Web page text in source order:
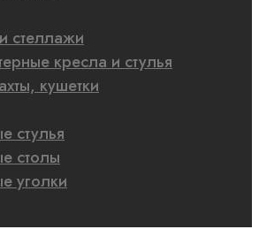
стеллажи
кресла и стулья
кушетки
стулья
столы
уголки